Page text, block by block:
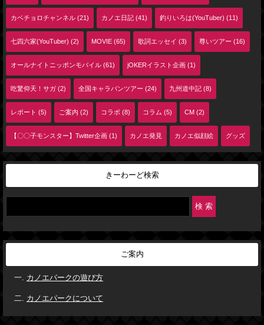
カベチョロチャンネル (21) カノエ日記 (41) 釣りいろは(YouTuber) (11)
七四六家(YouTuber) (2) MOVIE (65) 歌詞エッセイ (3) 尊いツアー (16)
オールナイトニッポンモバイル (61) jOKERイラスト企画 (1)
吃驚仰天！サガ (2) 全国キャラバンツアー (24) 九州道中記 (8)
レポート (5) ご案内 (2) コラボ (8) コラム (5) CM (2)
【〇〇子モンスター】Twitter企画 (1) カノエ発見 カノエ似顔絵 グッズ
きーわーど検索
ご案内
カノエパークの遊び方
カノエパークについて